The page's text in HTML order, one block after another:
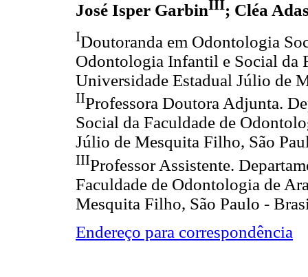
José Isper GarbinIII; Cléa
IDoutoranda em Odontologia
Odontologia Infantil e Social da
Universidade Estadual Júlio de
IIProfessora Doutora Adjunta.
Social da Faculdade de
Júlio de Mesquita Filho, São
IIIProfessor Assistente.
Faculdade de Odontologia de
Mesquita Filho, São Paulo -
Endereço para correspondência